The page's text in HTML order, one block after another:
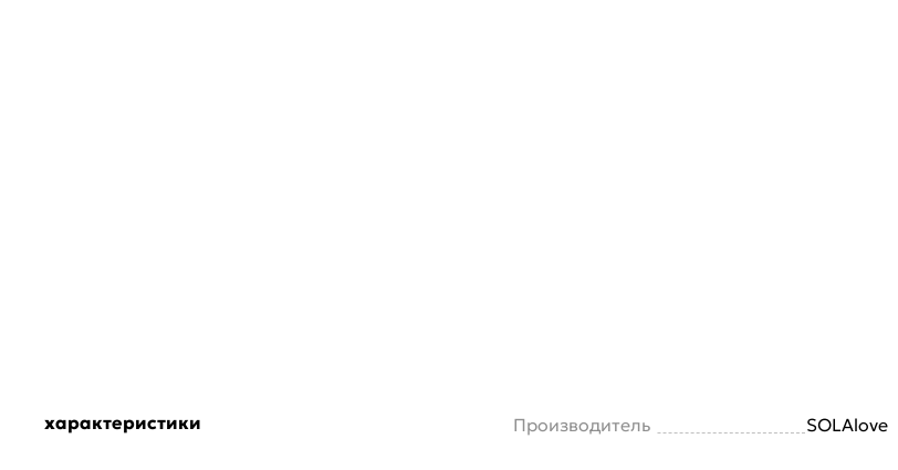
характеристики Производитель SOLAlove